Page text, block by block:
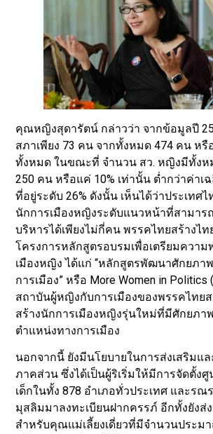
คุณหญิงสุดารัตน์ กล่าวว่า จากข้อมูลปี
สภาเพียง 73 คน จากทั้งหมด 474 คน หรื
ทั้งหมด ในขณะที่ จำนวน สว. หญิงมีทั้งห
250 คน หรือแค่ 10% เท่านั้น ต่ำกว่าค่าเ
ที่อยู่ระดับ 26% ดังนั้น เห็นได้ว่าประเทศ
นักการเมืองหญิงระดับแนวหน้าที่สามาร
บริหารได้เพียงไม่กี่คน พรรคไทยสร้างไท
โครงการหลักสูตรอบรมเพื่อเตรียมควา
เมืองหญิง ได้แก่ “หลักสูตรพัฒนาศักยภา
การเมือง” หรือ More Women in Politics
สถาบันผู้หญิงกับการเมืองของพรรคไทยส
สร้างนักการเมืองหญิงรุ่นใหม่ที่มีศักยภา
ตำแหน่งทางการเมือง
นอกจากนี้ ยังมีนโยบายในการส่งเสริมแ
ภาคส่วน ซึ่งได้เป็นผู้ริเริ่มให้มีการจัดตั้ง
เด็กในทั้ง 878 อำเภอทั่วประเทศ และรณ
มุสลิมมาลงทะเบียนฝากครรภ์ อีกทั้งยังส่
สำหรับคุณแม่เลี้ยงเดี่ยวที่มีจำนวนประม